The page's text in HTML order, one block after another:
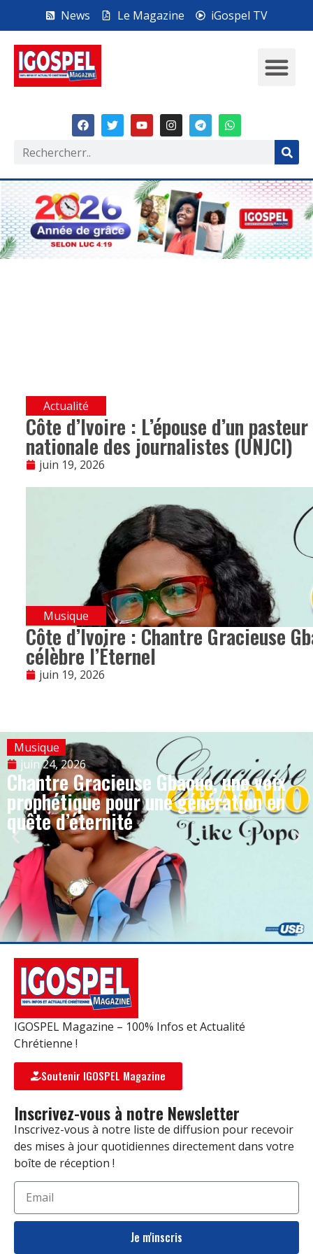
News Le Magazine iGospel TV
Actualité
Côte d’Ivoire : L’épouse d’un
nationale des journalistes (UNJCI)
juin 19, 2026
Musique
Côte d’Ivoire : Chantre Gracieuse
célèbre l’Éternel
juin 19, 2026
Musique
juin 24, 2026
Chantre Gracieuse Gbaouo, une voix
prophétique pour une génération en
quête d’éternité
IGOSPEL Magazine – 100% Infos et Actualité
Chrétienne !
Soutenir IGOSPEL Magazine
Inscrivez-vous à notre Newsletter
Inscrivez-vous à notre liste de diffusion pour recevoir
des mises à jour quotidiennes directement dans votre
boîte de réception !
Je m'inscris